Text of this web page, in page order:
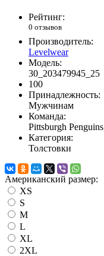
Рейтинг:
0 отзывов
Производитель:
Levelwear
Модель:
30_203479945_25
100
Принадлежность:
Мужчинам
Команда:
Pittsburgh Penguins
Категория:
Толстовки
Американский размер:
XS
S
M
L
XL
2XL